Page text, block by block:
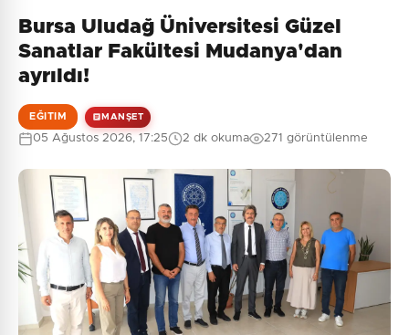
Güvenlik Sorusu:
6 + 1 = ?
Gönder
Henüz yorum yapılmamış. İlk yorumu siz yapın!
Bursa Uludağ Üniversitesi Güzel
Sanatlar Fakültesi Mudanya'dan
ayrıldı!
EĞITIM MANŞET
05 Ağustos 2026, 17:25 2 dk okuma 271 görüntülenme